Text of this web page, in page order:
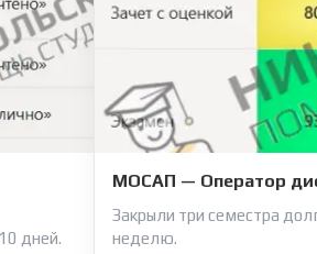
дней.
МОСАП — Оператор
Закрыли три семестра
неделю.